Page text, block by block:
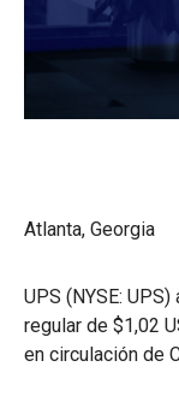
Atlanta, Georgia
UPS (NYSE:
regular de $1,02
en circulación de